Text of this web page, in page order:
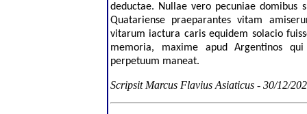
deductae. Nullae vero pecuniae domibus
Quatariense praeparantes vitam
vitarum iactura caris equidem solacio
memoria, maxime apud Argentinos
perpetuum maneat.
Scripsit Marcus Flavius Asiaticus - 30/12/